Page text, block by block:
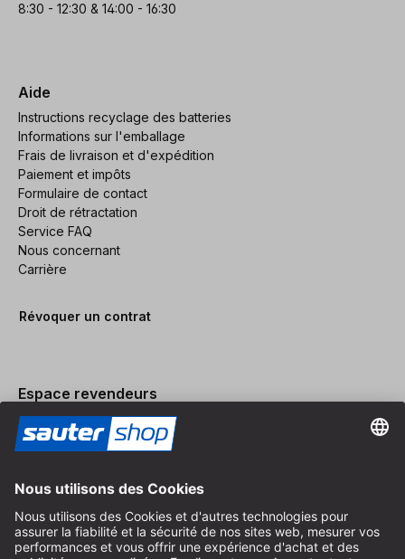
8:30 - 12:30 & 14:00 - 16:30
Aide
Instructions recyclage des batteries
Informations sur l'emballage
Frais de livraison et d'expédition
Paiement et impôts
Formulaire de contact
Droit de rétractation
Service FAQ
Nous concernant
Carrière
Révoquer un contrat
Espace revendeurs
Devenir revendeur
Mentions légales